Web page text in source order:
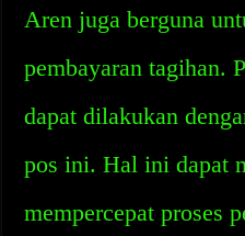
Aren juga berguna
pembayaran tagihan.
dapat dilakukan
pos ini. Hal ini dapat
mempercepat proses